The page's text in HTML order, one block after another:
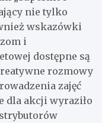
nie tylko
wskazówki
i
dostępne są
rozmowy
zajęć
dla akcji wyraziło